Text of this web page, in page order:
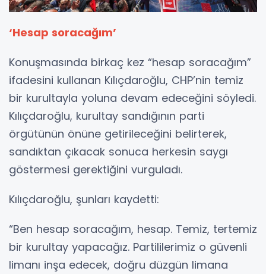
‘Hesap soracağım’
Konuşmasında birkaç kez “hesap soracağım”
ifadesini kullanan Kılıçdaroğlu, CHP’nin temiz
bir kurultayla yoluna devam edeceğini söyledi.
Kılıçdaroğlu, kurultay sandığının parti
örgütünün önüne getirileceğini belirterek,
sandıktan çıkacak sonuca herkesin saygı
göstermesi gerektiğini vurguladı.
Kılıçdaroğlu, şunları kaydetti:
“Ben hesap soracağım, hesap. Temiz, tertemiz
bir kurultay yapacağız. Partililerimiz o güvenli
limanı inşa edecek, doğru düzgün limana